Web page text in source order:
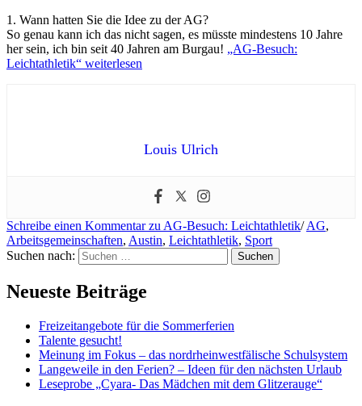
1. Wann hatten Sie die Idee zu der AG?
So genau kann ich das nicht sagen, es müsste mindestens 10 Jahre
her sein, ich bin seit 40 Jahren am Burgau! „AG-Besuch:
Leichtathletik“ weiterlesen
Louis Ulrich
Schreibe einen Kommentarzu AG-Besuch: Leichtathletik/ AG,
Arbeitsgemeinschaften, Austin, Leichtathletik, Sport
Suchen nach:
Neueste Beiträge
Freizeitangebote für die Sommerferien
Talente gesucht!
Meinung im Fokus – das nordrheinwestfälische Schulsystem
Langeweile in den Ferien? – Ideen für den nächsten Urlaub
Leseprobe „Cyara- Das Mädchen mit dem Glitzerauge“